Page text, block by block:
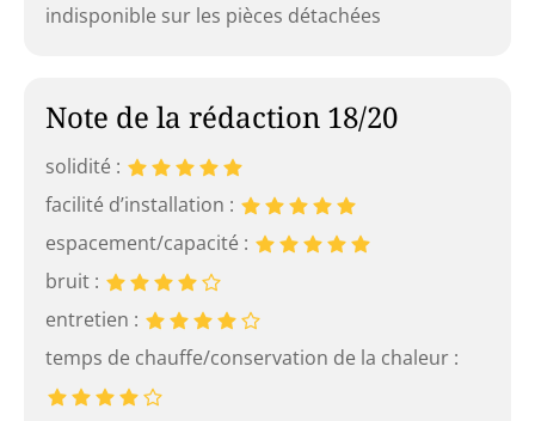
indisponible sur les pièces détachées
Note de la rédaction 18/20
solidité :
facilité d’installation :
espacement/capacité :
bruit :
entretien :
temps de chauffe/conservation de la chaleur :